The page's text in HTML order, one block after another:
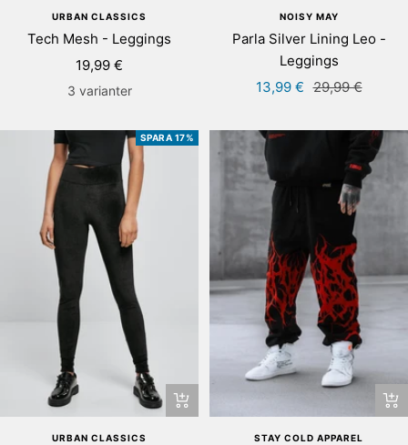
URBAN CLASSICS
Tech Mesh - Leggings
Rea-
pris
19,99 €
3 varianter
NOISY MAY
Parla Silver Lining Leo -
Leggings
Rea-
13,99 € Pris
29,99 €
SPARA 17%
Snabbtitta
URBAN CLASSICS STAY COLD APPAREL